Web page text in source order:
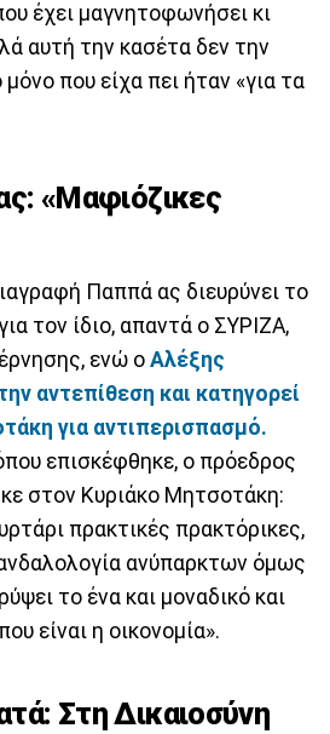
έχει μαγνητοφωνήσει κι
αυτή την κασέτα δεν την
μόνο που είχα πει ήταν «για τα
«Μαφιόζικες
Παππά ας διευρύνει το
τον ίδιο, απαντά ο ΣΥΡΙΖΑ,
ενώ ο Αλέξης
αντεπίθεση και κατηγορεί
για αντιπερισπασμό.
επισκέφθηκε, ο πρόεδρος
στον Κυριάκο Μητσοτάκη:
πρακτικές πρακτόρικες,
ανύπαρκτων όμως
το ένα και μοναδικό και
είναι η οικονομία».
Στη Δικαιοσύνη